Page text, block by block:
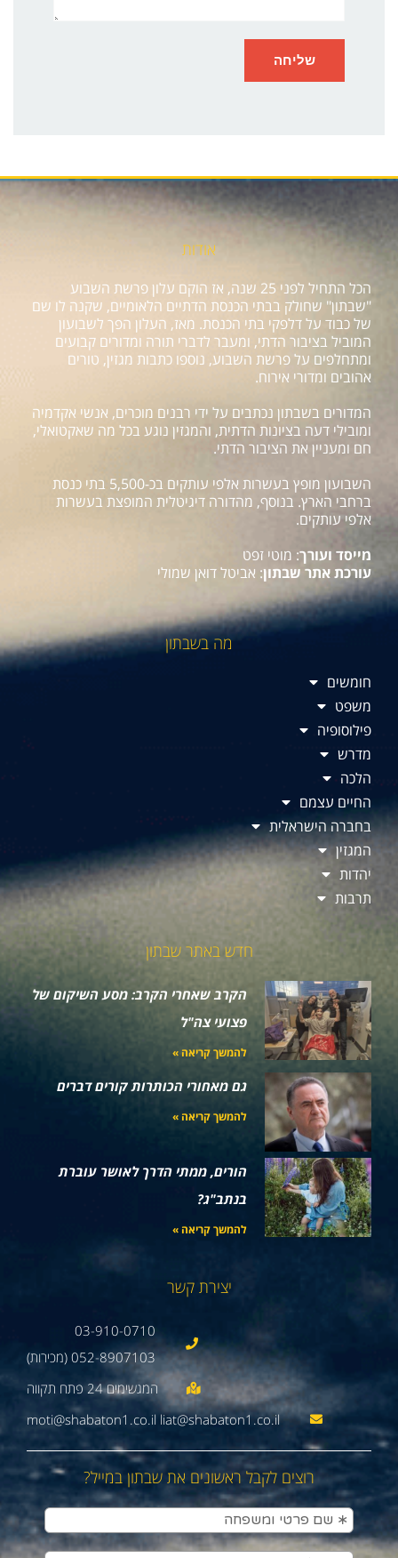
אודות
הכל התחיל לפני 25 שנה, אז הוקם עלון פרשת השבוע
"שבתון" שחולק בבתי הכנסת הדתיים הלאומיים, שקנה לו שם
של כבוד על דלפקי בתי הכנסת. מאז, העלון הפך לשבועון
המוביל בציבור הדתי, ומעבר לדברי תורה ומדורים קבועים
ומתחלפים על פרשת השבוע, נוספו כתבות מגזין, טורים
אהובים ומדורי אירוח.
המדורים בשבתון נכתבים על ידי רבנים מוכרים, אנשי אקדמיה
ומובילי דעה בציונות הדתית, והמגזין נוגע בכל מה שאקטואלי,
חם ומעניין את הציבור הדתי.
השבועון מופץ בעשרות אלפי עותקים בכ-5,500 בתי כנסת
ברחבי הארץ. בנוסף, מהדורה דיגיטלית המופצת בעשרות
אלפי עותקים.
מייסד ועורך: מוטי זפט
עורכת אתר שבתון: אביטל דואן שמולי
מה בשבתון
חומשים
משפט
פילוסופיה
מדרש
הלכה
החיים עצמם
בחברה הישראלית
המגזין
יהדות
תרבות
חדש באתר שבתון
הקרב שאחרי הקרב: מסע השיקום של
פצועי צה"ל
להמשך קריאה »
גם מאחורי הכותרות קורים דברים
להמשך קריאה »
הורים, ממתי הדרך לאושר עוברת
בנתב"ג?
להמשך קריאה »
יצירת קשר
03-910-0710
052-8907103 (מכירות)
moti@shabaton1.co.il liat@shabaton1.co.il
רוצים לקבל ראשונים את שבתון במייל?